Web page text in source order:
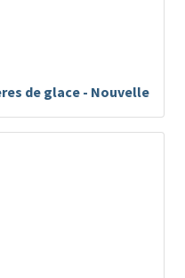
de glace - Nouvelle